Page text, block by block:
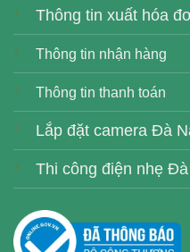
Thông tin xuất hóa
Thông tin nhận hàng
Thông tin thanh toán
Lắp đặt camera Đà
Thi công điện nhẹ